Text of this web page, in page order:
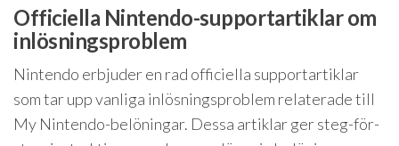
Officiella Nintendo-supportartiklar om
inlösningsproblem
Nintendo erbjuder en rad officiella supportartiklar
som tar upp vanliga inlösningsproblem relaterade till
My Nintendo-belöningar. Dessa artiklar ger steg-för-